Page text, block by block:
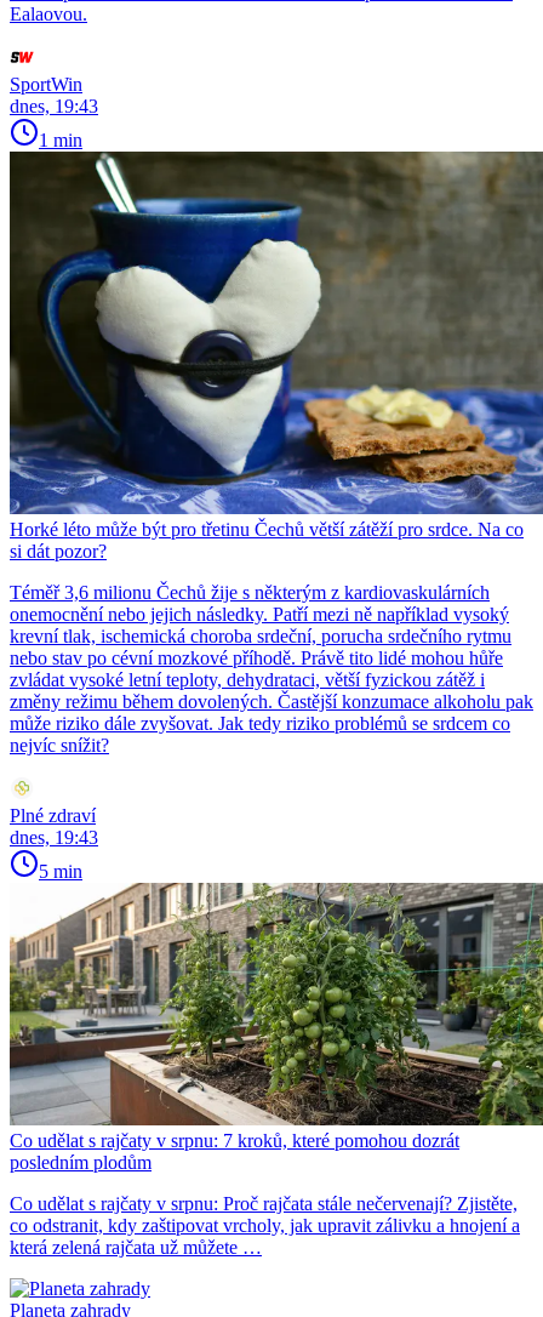
Ealaovou.
SportWin
dnes, 19:43
1 min
Horké léto může být pro třetinu Čechů větší zátěží pro srdce. Na co
si dát pozor?
Téměř 3,6 milionu Čechů žije s některým z kardiovaskulárních
onemocnění nebo jejich následky. Patří mezi ně například vysoký
krevní tlak, ischemická choroba srdeční, porucha srdečního rytmu
nebo stav po cévní mozkové příhodě. Právě tito lidé mohou hůře
zvládat vysoké letní teploty, dehydrataci, větší fyzickou zátěž i
změny režimu během dovolených. Častější konzumace alkoholu pak
může riziko dále zvyšovat. Jak tedy riziko problémů se srdcem co
nejvíc snížit?
Plné zdraví
dnes, 19:43
5 min
Co udělat s rajčaty v srpnu: 7 kroků, které pomohou dozrát
posledním plodům
Co udělat s rajčaty v srpnu: Proč rajčata stále nečervenají? Zjistěte,
co odstranit, kdy zaštipovat vrcholy, jak upravit zálivku a hnojení a
která zelená rajčata už můžete …
Planeta zahrady